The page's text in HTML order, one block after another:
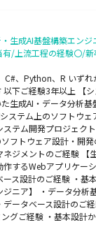
・生成AI基盤構築エン
/上流工程の経験〇/
C#、Python、R いず
下ご経験3年以上 【
生成AI・データ分析
ステム上のソフトウ
ステム開発プロジェク
フトウェア設計・開
ジメントのご経験 【
作するWebアプリケー
ス設計のご経験 ・基
ジニア】 ・データ分析
ータベース設計のご
グご経験 ・基本設計